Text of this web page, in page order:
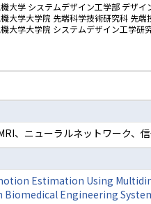
大学 システムデザイン工学部 デザイ
大学大学院 先端科学技術研究科 先端
大学大学院 システムデザイン工学研
、ニューラルネットワーク、
Estimation Using
Engineering